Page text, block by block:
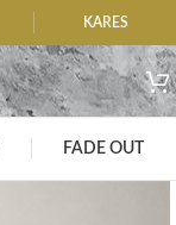
KARES
FADE OUT